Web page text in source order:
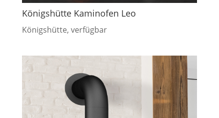
Königshütte Kaminofen Leo
Königshütte, verfügbar